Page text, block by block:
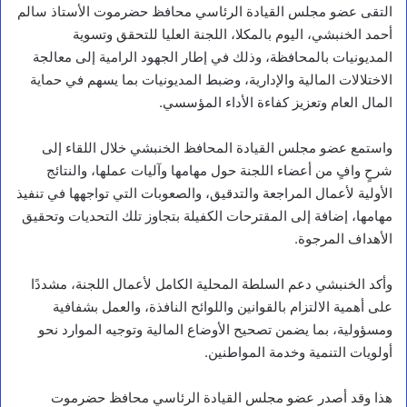
التقى عضو مجلس القيادة الرئاسي محافظ حضرموت الأستاذ سالم
أحمد الخنبشي، اليوم بالمكلا، اللجنة العليا للتحقق وتسوية
المديونيات بالمحافظة، وذلك في إطار الجهود الرامية إلى معالجة
الاختلالات المالية والإدارية، وضبط المديونيات بما يسهم في حماية
المال العام وتعزيز كفاءة الأداء المؤسسي.
واستمع عضو مجلس القيادة المحافظ الخنبشي خلال اللقاء إلى
شرحٍ وافٍ من أعضاء اللجنة حول مهامها وآليات عملها، والنتائج
الأولية لأعمال المراجعة والتدقيق، والصعوبات التي تواجهها في تنفيذ
مهامها، إضافة إلى المقترحات الكفيلة بتجاوز تلك التحديات وتحقيق
الأهداف المرجوة.
وأكد الخنبشي دعم السلطة المحلية الكامل لأعمال اللجنة، مشددًا
على أهمية الالتزام بالقوانين واللوائح النافذة، والعمل بشفافية
ومسؤولية، بما يضمن تصحيح الأوضاع المالية وتوجيه الموارد نحو
أولويات التنمية وخدمة المواطنين.
هذا وقد أصدر عضو مجلس القيادة الرئاسي محافظ حضرموت